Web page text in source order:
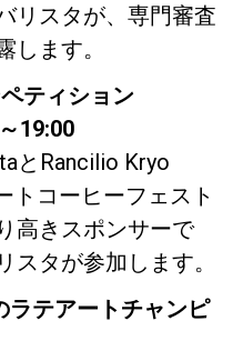
リスタが、専門審査
します。
ティション
19:00
とRancilio Kryo
トコーヒーフェスト
高きスポンサーで
スタが参加します。
ラテアートチャンピ